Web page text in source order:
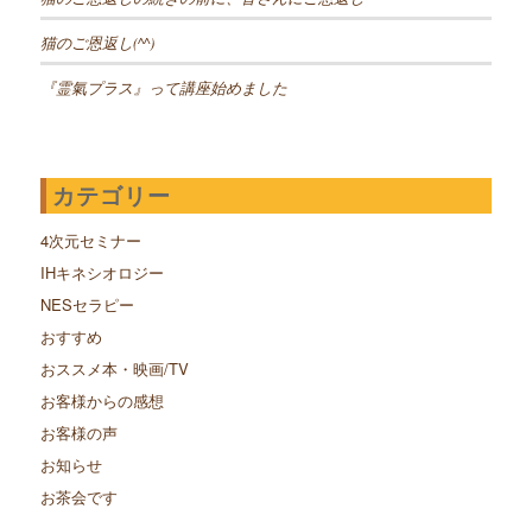
猫のご恩返し(^^)
『霊氣プラス』って講座始めました
カテゴリー
4次元セミナー
IHキネシオロジー
NESセラピー
おすすめ
おススメ本・映画/TV
お客様からの感想
お客様の声
お知らせ
お茶会です